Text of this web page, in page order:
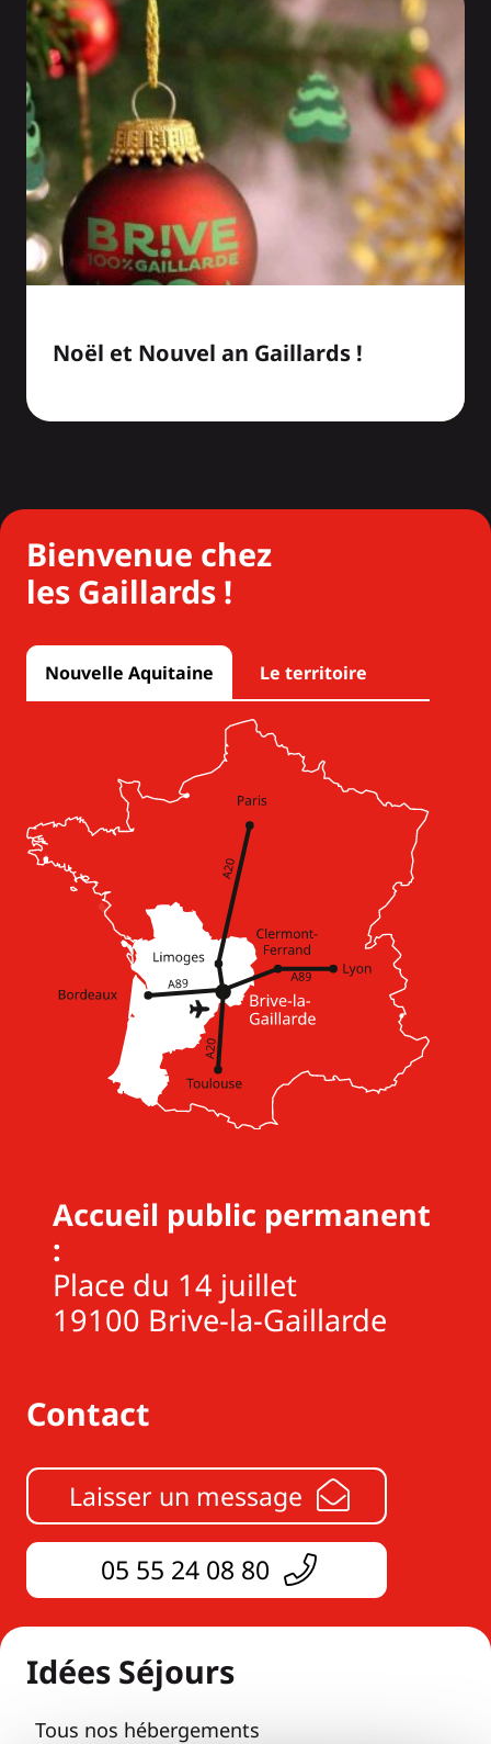
Noël et Nouvel an Gaillards !
Bienvenue chez
les Gaillards !
Nouvelle Aquitaine Le territoire
Accueil public permanent
:
Place du 14 juillet
19100 Brive-la-Gaillarde
Contact
Laisser un message
05 55 24 08 80
Idées Séjours
Tous nos hébergements